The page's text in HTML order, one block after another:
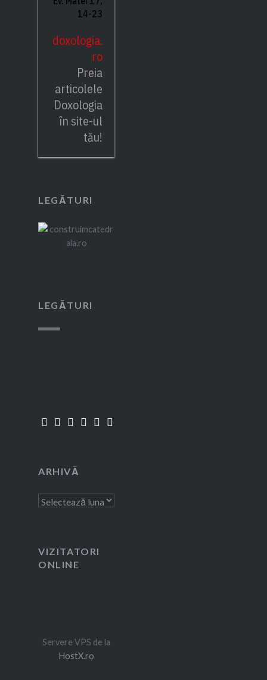
14-23
doxologia.
ro
Preia
articolele
Doxologia
în site-ul
tău!
LEGĂTURI
LEGĂTURI
ARHIVĂ
Arhivă
VIZITATORI
ONLINE
Servere VPS de la
HostX.ro